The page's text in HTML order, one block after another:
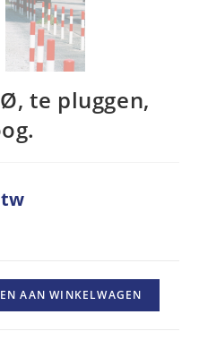
te pluggen,
AAN WINKELWAGEN